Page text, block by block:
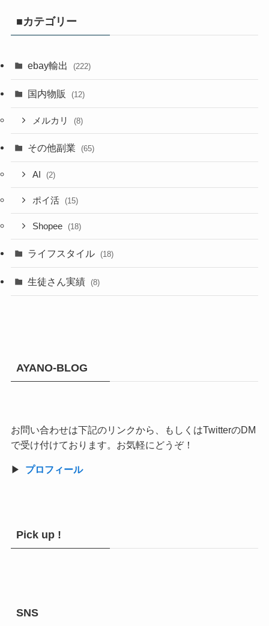
■カテゴリー
ebay輸出 (222)
国内物販 (12)
メルカリ (8)
その他副業 (65)
AI (2)
ポイ活 (15)
Shopee (18)
ライフスタイル (18)
生徒さん実績 (8)
AYANO-BLOG
お問い合わせは下記のリンクから、もしくはTwitterのDM
で受け付けております。お気軽にどうぞ！
▶︎ プロフィール
Pick up !
SNS